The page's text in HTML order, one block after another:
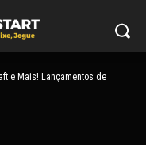
e Mais! Lançamentos de